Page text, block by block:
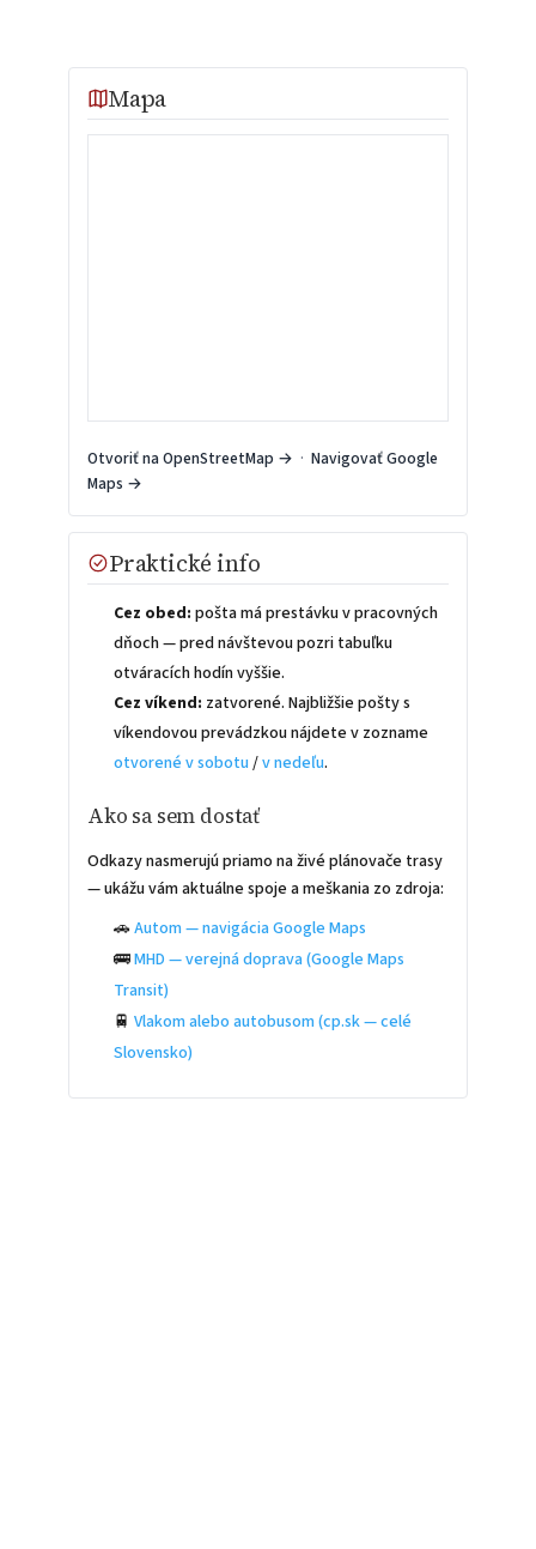
Mapa
Otvoriť na OpenStreetMap → · Navigovať Google
Maps →
Praktické info
Cez obed: pošta má prestávku v pracovných
dňoch — pred návštevou pozri tabuľku
otváracích hodín vyššie.
Cez víkend: zatvorené. Najbližšie pošty s
víkendovou prevádzkou nájdete v zozname
otvorené v sobotu /v nedeľu.
Ako sa sem dostať
Odkazy nasmerujú priamo na živé plánovače trasy
— ukážu vám aktuálne spoje a meškania zo zdroja:
🚗Autom — navigácia Google Maps
🚌MHD — verejná doprava (Google Maps
Transit)
🚆Vlakom alebo autobusom (cp.sk — celé
Slovensko)